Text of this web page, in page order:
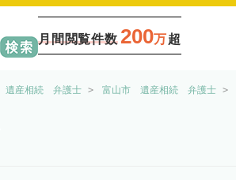
月間閲覧件数 200万超
遺産相続 弁護士 富山市 遺産相続 弁護士